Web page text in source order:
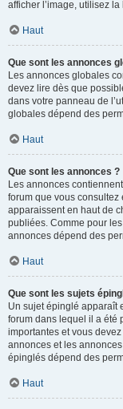
afficher l’image, utilisez
Haut
Que sont les annonces
Les annonces globales
devez lire dès que
dans votre panneau de
globales dépend des
Haut
Que sont les annonces ?
Les annonces
forum que vous
apparaissent en haut de
publiées. Comme pour
annonces dépend des
Haut
Que sont les sujets
Un sujet épinglé apparaît
forum dans lequel il a été
importantes et vous
annonces et les
épinglés dépend des
Haut